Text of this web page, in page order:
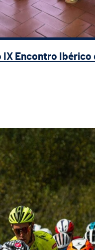
IX Encontro Ibérico
33.º Grande